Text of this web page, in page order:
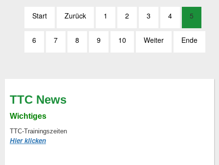
Start Zurück 1 2 3 4 5
6 7 8 9 10 Weiter Ende
TTC News
Wichtiges
TTC-Trainingszeiten
Hier klicken